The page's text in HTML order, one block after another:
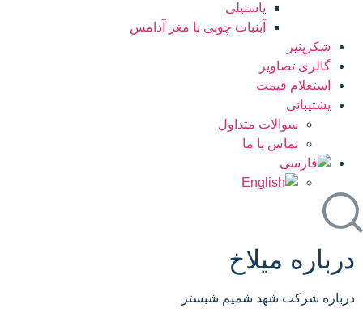
پاستیلی
آبنبات چوبی با مغز آدامس
شکرپنیر
گالری تصاویر
استعلام قیمت
پشتیبانی
سوالات متداول
تماس با ما
درباره میلاخ
درباره شرکت شهد شمیم شبستر